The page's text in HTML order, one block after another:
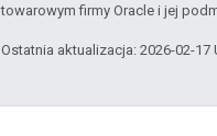
towarowym firmy Oracle i jej
Ostatnia aktualizacja: 2026-02-17